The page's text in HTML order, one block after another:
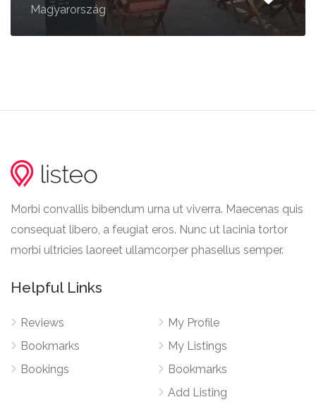
Magyarország
Morbi convallis bibendum urna ut viverra. Maecenas quis
consequat libero, a feugiat eros. Nunc ut lacinia tortor
morbi ultricies laoreet ullamcorper phasellus semper.
Helpful Links
Reviews
Bookmarks
Bookings
My Profile
My Listings
Bookmarks
Add Listing